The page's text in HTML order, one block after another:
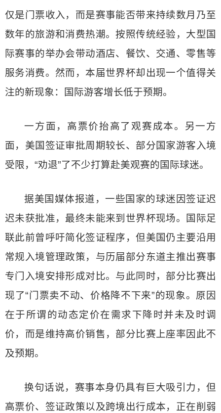
仅是门票收入，而是赛事能否带来持续数月乃至
数年的旅游和消费热潮。按照传统经验，大型国
际赛事的举办会带动酒店、餐饮、交通、零售等
服务消费。然而，本届世界杯却出现一个值得关
注的新现象：国际游客增长低于预期。
一方面，高票价抬高了观赛成本。另一方
面，美国签证审批周期较长、部分国家游客入境
受限，“劝退”了不少打算赴美观赛的国际球迷。
据美国媒体报道，一些国家的球迷因签证迟
迟未获批准，最终未能来到世界杯现场。国际足
联此前曾呼吁简化签证程序，但美国仍主要沿用
常规入境管理政策，与历届部分东道主推出赛事
专门入境安排形成对比。与此同时，部分比赛出
现了“门票卖不动、价格降不下来”的现象。原因
在于所谓的动态定价在需求下降时并未及时调
价，而是维持高价销售，部分比赛上座率因此不
及预期。
换句话说，赛事本身仍具有巨大吸引力，但
高票价、签证政策以及跨境出行成本，正在削弱